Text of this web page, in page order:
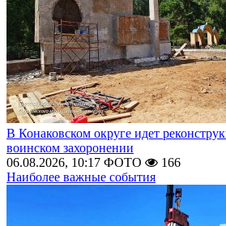
В Конаковском округе идет
воинском захоронении
06.08.2026, 10:17 ФОТО
166
Наиболее важные события